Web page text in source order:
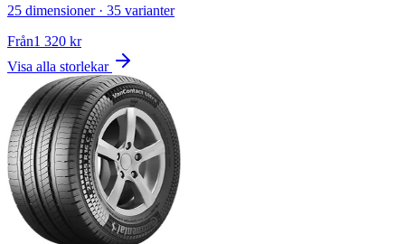
25 dimensioner · 35 varianter
Från1 320 kr
Visa alla storlekar